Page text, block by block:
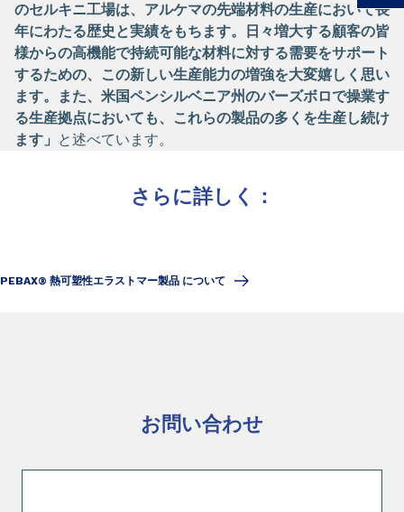
のセルキニ工場は、アルケマの先端材料の生産において長
年にわたる歴史と実績をもちます。日々増大する顧客の皆
様からの高機能で持続可能な材料に対する需要をサポート
するための、この新しい生産能力の増強を大変嬉しく思い
ます。また、米国ペンシルベニア州のバーズボロで操業す
る生産拠点においても、これらの製品の多くを生産し続け
ます」 と述べています。
さらに詳しく：
PEBAX® 熱可塑性エラストマー製品 について
お問い合わせ
Slide 1 of 1